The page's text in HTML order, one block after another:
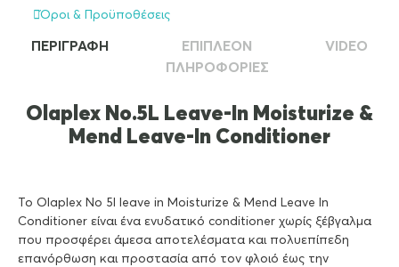
Όροι & Προϋποθέσεις
ΠΕΡΙΓΡΑΦΉ
ΕΠΙΠΛΈΟΝ
ΠΛΗΡΟΦΟΡΊΕΣ
VIDEO
Olaplex No.5L Leave-In Moisturize &
Mend Leave-In Conditioner
Το Olaplex No 5l leave in Moisturize & Mend Leave In
Conditioner είναι ένα ενυδατικό conditioner χωρίς ξέβγαλμα
που προσφέρει άμεσα αποτελέσματα και πολυεπίπεδη
επανόρθωση και προστασία από τον φλοιό έως την